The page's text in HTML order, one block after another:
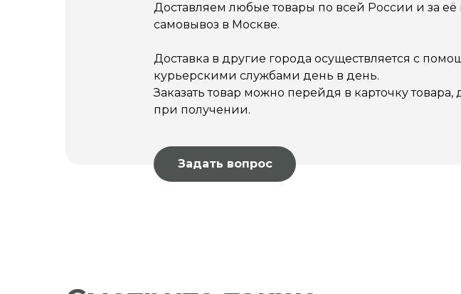
Доставляем любые товары по всей России и за её
самовывоз в Москве.
Доставка в другие города осуществляется с
курьерскими службами день в день.
Заказать товар можно перейдя в карточку
при получении.
Задать вопрос